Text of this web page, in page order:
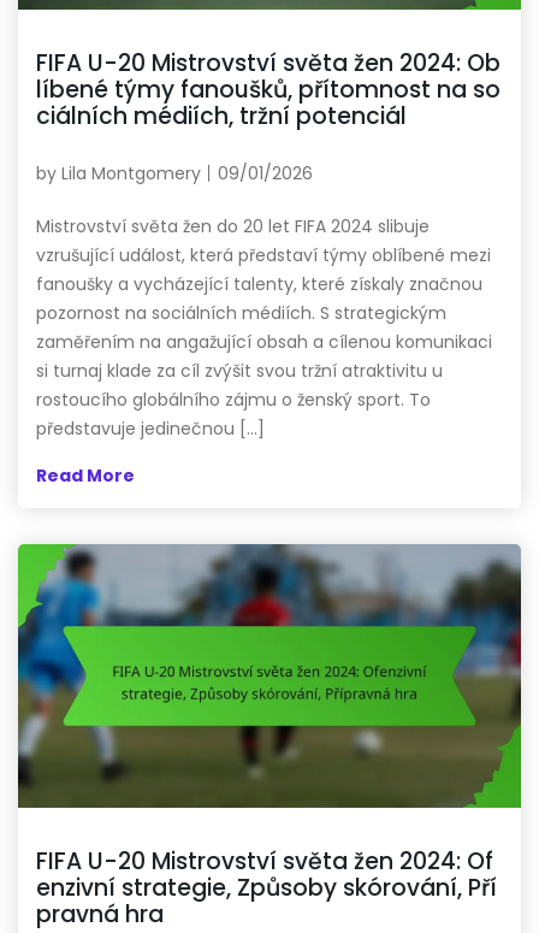
FIFA U-20 Mistrovství světa žen 2024: Ob
líbené týmy fanoušků, přítomnost na so
ciálních médiích, tržní potenciál
by Lila Montgomery 09/01/2026
Mistrovství světa žen do 20 let FIFA 2024 slibuje
vzrušující událost, která představí týmy oblíbené mezi
fanoušky a vycházející talenty, které získaly značnou
pozornost na sociálních médiích. S strategickým
zaměřením na angažující obsah a cílenou komunikaci
si turnaj klade za cíl zvýšit svou tržní atraktivitu u
rostoucího globálního zájmu o ženský sport. To
představuje jedinečnou […]
Read More
FIFA U-20 Mistrovství světa žen 2024: Of
enzivní strategie, Způsoby skórování, Pří
pravná hra